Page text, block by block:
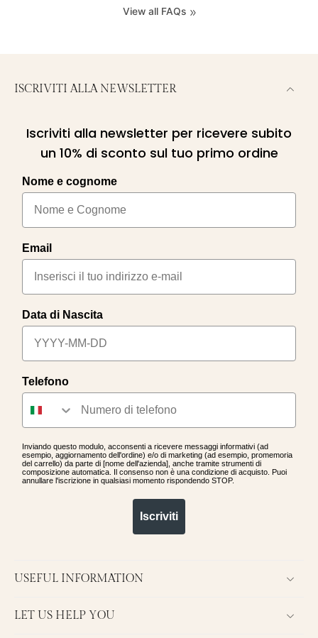
View all FAQs
ISCRIVITI ALLA NEWSLETTER
Iscriviti alla newsletter per ricevere subito
un 10% di sconto sul tuo primo ordine
Nome e cognome
Email
Data di Nascita
Telefono
Inviando questo modulo, acconsenti a ricevere messaggi informativi (ad
esempio, aggiornamento dell'ordine) e/o di marketing (ad esempio, promemoria
del carrello) da parte di [nome dell'azienda], anche tramite strumenti di
composizione automatica. Il consenso non è una condizione di acquisto. Puoi
annullare l'iscrizione in qualsiasi momento rispondendo STOP.
Iscriviti
USEFUL INFORMATION
LET US HELP YOU